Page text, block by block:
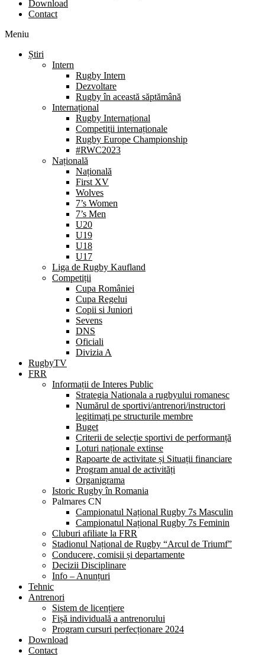
Download
Contact
Meniu
Știri
Intern
Rugby Intern
Dezvoltare
Rugby în această săptămână
Internațional
Rugby Internațional
Competiții internaționale
Rugby Europe Championship
#RWC2023
Națională
Națională
First XV
Wolves
7’s Women
7’s Men
U20
U19
U18
U17
Liga de Rugby Kaufland
Competiții
Cupa României
Cupa Regelui
Copii si Juniori
Sevens
DNS
Oficiali
Divizia A
RugbyTV
FRR
Informații de Interes Public
Strategia Nationala a rugbyului romanesc
Numărul de sportivi/antrenori/instructori
legitimați pe structurile membre
Buget
Criterii de selecție sportivi de performanță
Loturi naționale extinse
Rapoarte de activitate și Situații financiare
Program anual de activități
Organigrama
Istoric Rugby în Romania
Palmares CN
Campionatul Național Rugby 7s Masculin
Campionatul Național Rugby 7s Feminin
Cluburi afiliate la FRR
Stadionul Național de Rugby “Arcul de Triumf”
Conducere, comisii și departamente
Decizii Disciplinare
Info – Anunțuri
Tehnic
Antrenori
Sistem de licențiere
Fișă individuală a antrenorului
Program cursuri perfecționare 2024
Download
Contact